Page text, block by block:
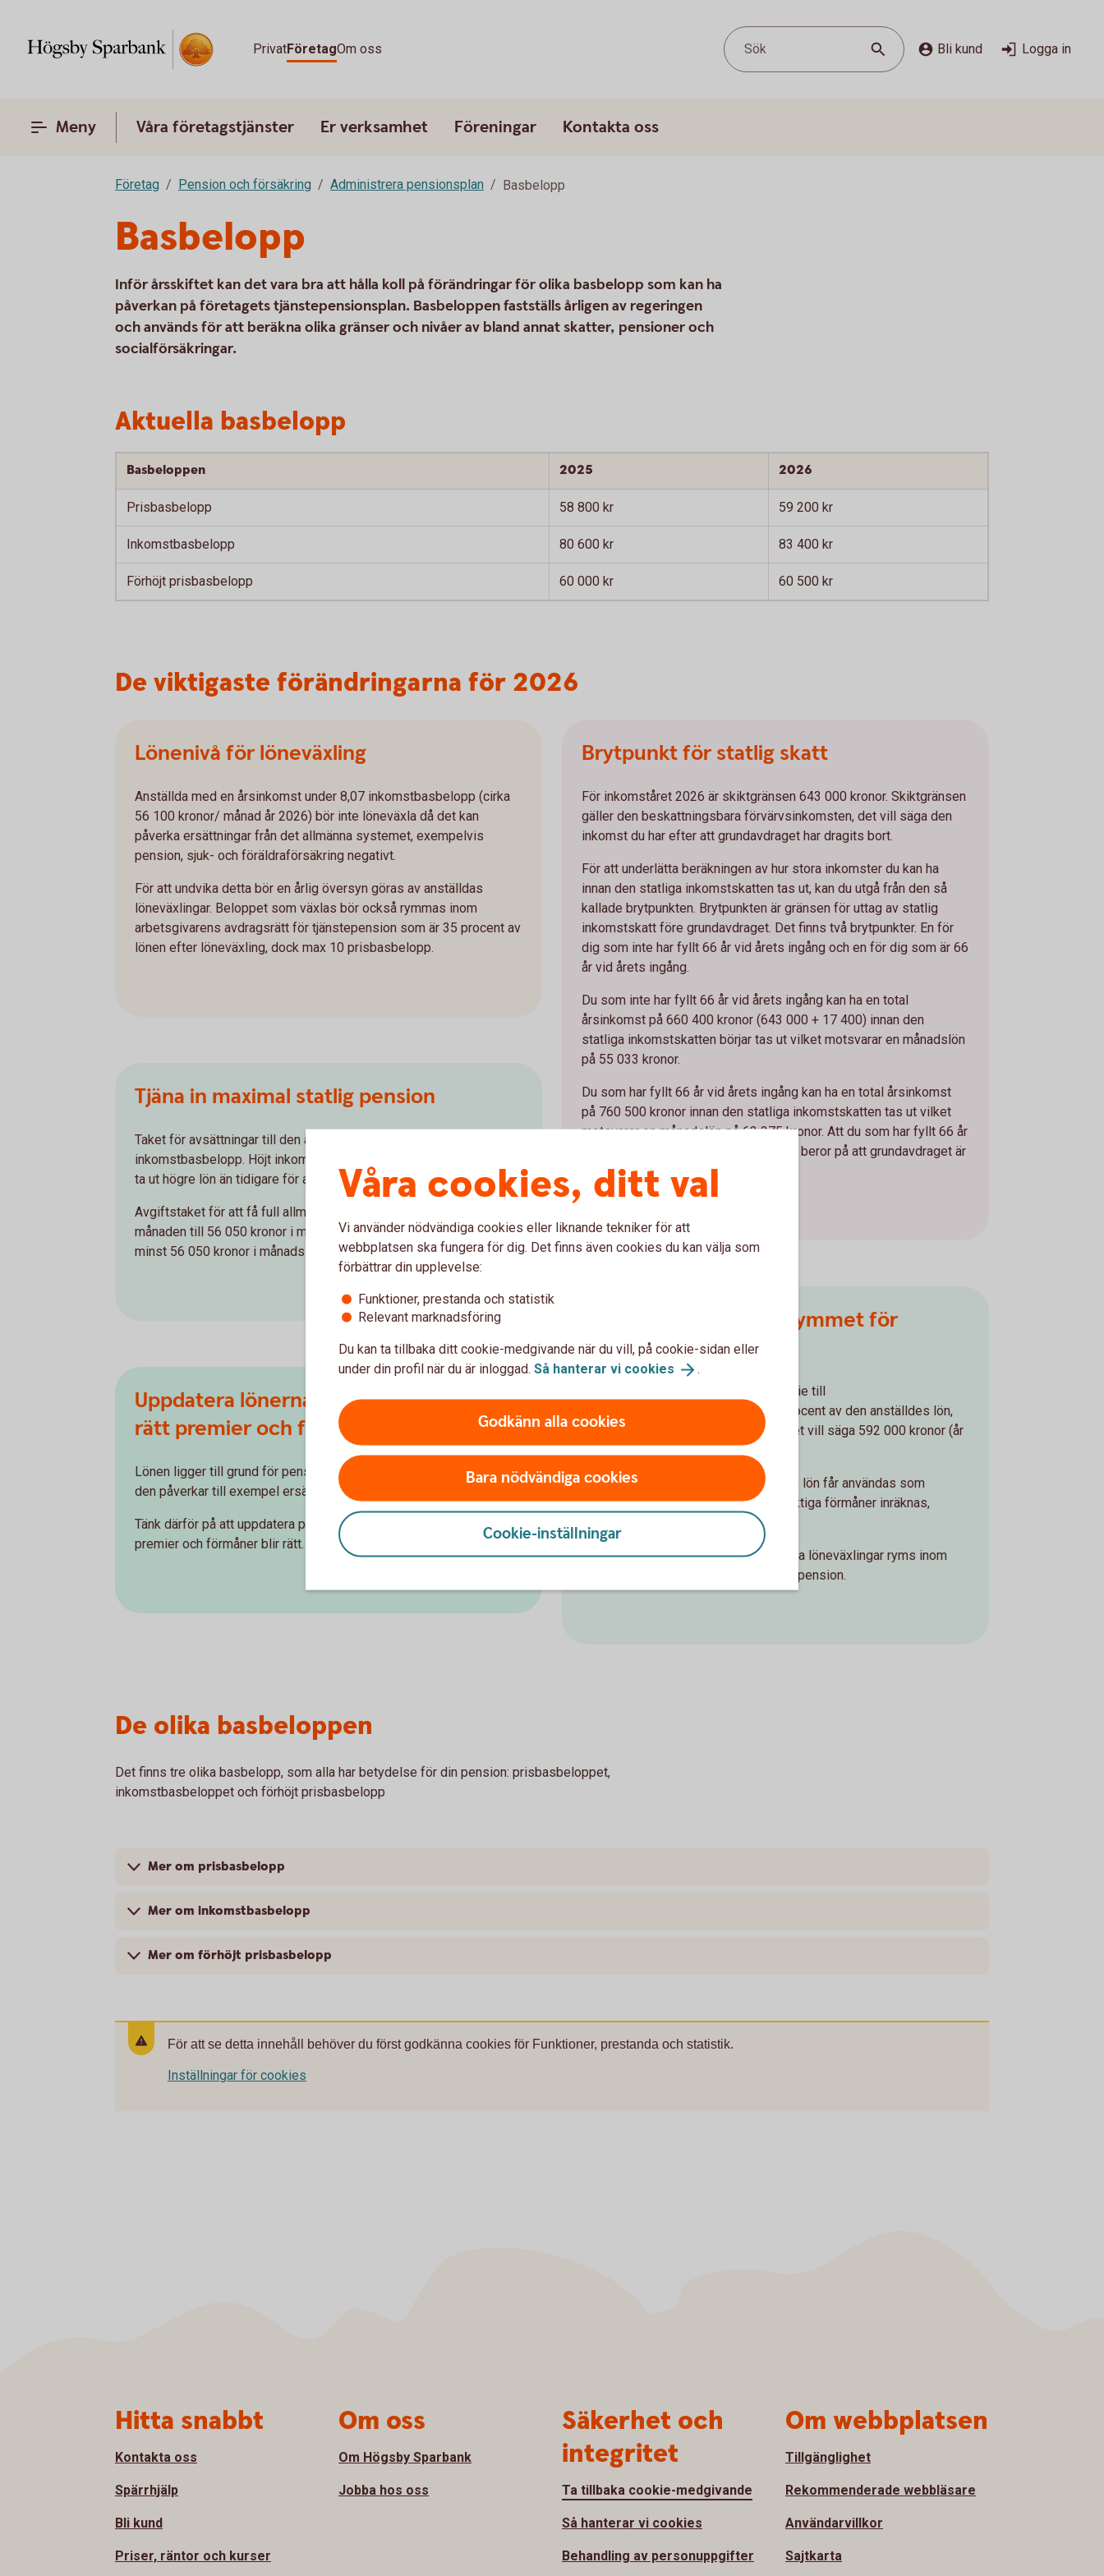
PrivatFöretagOm oss Sök Bli kund Logga in
Meny Våra företagstjänster Er verksamhet Föreningar Kontakta oss
Företag Pension och försäkring Administrera pensionsplan Basbelopp
Basbelopp
Inför årsskiftet kan det vara bra att hålla koll på förändringar för olika basbelopp som kan ha
påverkan på företagets tjänstepensionsplan. Basbeloppen fastställs årligen av regeringen
och används för att beräkna olika gränser och nivåer av bland annat skatter, pensioner och
socialförsäkringar.
Aktuella basbelopp
Basbeloppen 2025 2026
Prisbasbelopp 58 800 kr 59 200 kr
Inkomstbasbelopp 80 600 kr 83 400 kr
Förhöjt prisbasbelopp 60 000 kr 60 500 kr
De viktigaste förändringarna för 2026
Lönenivå för löneväxling
Anställda med en årsinkomst under 8,07 inkomstbasbelopp (cirka
56 100 kronor/ månad år 2026) bör inte löneväxla då det kan
påverka ersättningar från det allmänna systemet, exempelvis
pension, sjuk- och föräldraförsäkring negativt.
För att undvika detta bör en årlig översyn göras av anställdas
löneväxlingar. Beloppet som växlas bör också rymmas inom
arbetsgivarens avdragsrätt för tjänstepension som är 35 procent av
lönen efter löneväxling, dock max 10 prisbasbelopp.
Tjäna in maximal statlig pension
Taket för avsättningar till den allmänna pensionen är 8,07
inkomstbasbelopp. Höjt inkomstbasbelopp gör därför att du måste
ta ut högre lön än tidigare för att tjäna in maximal statlig pension.
Avgiftstaket för att få full allmän pension ökar från 54 200 kronor i
månaden till 56 050 kronor i månaden år 2026, så tänk på at ta ut
minst 56 050 kronor i månadslön om du har möjlighet.
Uppdatera lönerna i pensionsplanen för
rätt premier och förmåner
Lönen ligger till grund för pensionsavsättningar och försäkringar,
den påverkar till exempel ersättningsnivån för sjukförsäkringen.
Tänk därför på att uppdatera pensionsplanen när lönen ändras så att
premier och förmåner blir rätt.
Brytpunkt för statlig skatt
För inkomståret 2026 är skiktgränsen 643 000 kronor. Skiktgränsen
gäller den beskattningsbara förvärvsinkomsten, det vill säga den
inkomst du har efter att grundavdraget har dragits bort.
För att underlätta beräkningen av hur stora inkomster du kan ha
innan den statliga inkomstskatten tas ut, kan du utgå från den så
kallade brytpunkten. Brytpunkten är gränsen för uttag av statlig
inkomstskatt före grundavdraget. Det finns två brytpunkter. En för
dig som inte har fyllt 66 år vid årets ingång och en för dig som är 66
år vid årets ingång.
Du som inte har fyllt 66 år vid årets ingång kan ha en total
årsinkomst på 660 400 kronor (643 000 + 17 400) innan den
statliga inkomstskatten börjar tas ut vilket motsvarar en månadslön
på 55 033 kronor.
Du som har fyllt 66 år vid årets ingång kan ha en total årsinkomst
på 760 500 kronor innan den statliga inkomstskatten tas ut vilket
motsvarar en månadslön på 63 375 kronor. Att du som har fyllt 66 år
vid årets ingång har högre brytpunkter beror på att grundavdraget är
högre.
Kontrollera avdragsutrymmet för
tjänstepensionen
Arbetsgivare får göra avdrag för premie till
tjänstepensionsförsäkring med 35 procent av den anställdes lön,
dock högst med 10 prisbasbelopp, det vill säga 592 000 kronor (år
2026).
Årets eller föregående räkenskapsårs lön får användas som
underlag. Som lön får också skattepliktiga förmåner inräknas,
Tänk på att kontrollera så att eventuella löneväxlingar ryms inom
arbetsgivarens avdragsrätt för tjänstepension.
De olika basbeloppen
Det finns tre olika basbelopp, som alla har betydelse för din pension: prisbasbeloppet,
inkomstbasbeloppet och förhöjt prisbasbelopp
Mer om prisbasbelopp
Mer om inkomstbasbelopp
Mer om förhöjt prisbasbelopp
För att se detta innehåll behöver du först godkänna cookies för Funktioner, prestanda och statistik.
Inställningar för cookies
Våra cookies, ditt val
Vi använder nödvändiga cookies eller liknande tekniker för att
webbplatsen ska fungera för dig. Det finns även cookies du kan välja som
förbättrar din upplevelse:
Funktioner, prestanda och statistik
Relevant marknadsföring
Du kan ta tillbaka ditt cookie-medgivande när du vill, på cookie-sidan eller
under din profil när du är inloggad. Så hanterar vi cookies .
Godkänn alla cookies
Bara nödvändiga cookies
Cookie-inställningar
Hitta snabbt
Kontakta oss
Spärrhjälp
Bli kund
Priser, räntor och kurser
Om oss
Om Högsby Sparbank
Jobba hos oss
Säkerhet och
integritet
Ta tillbaka cookie-medgivande
Så hanterar vi cookies
Behandling av personuppgifter
Om webbplatsen
Tillgänglighet
Rekommenderade webbläsare
Användarvillkor
Sajtkarta